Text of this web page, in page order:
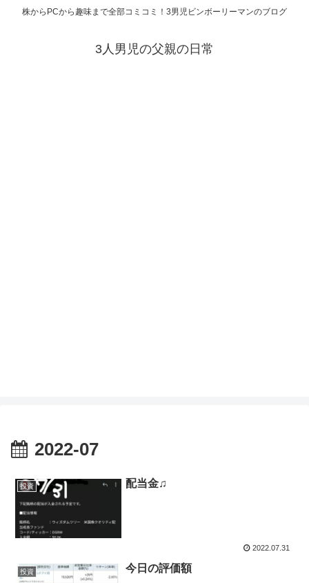
株からPCから趣味まで全部コミコミ！3男児ビンボーリーマンのブログ
3人男児の父親の日常
2022-07
投資 配当金♫
2022.07.31
投資 今日の評価額